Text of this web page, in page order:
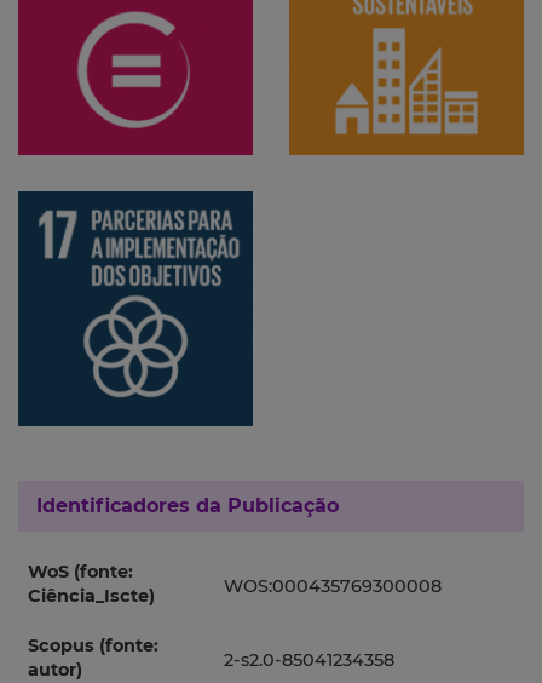
Identificadores da Publicação
WoS (fonte:
Ciência_Iscte)
WOS:000435769300008
Scopus (fonte:
autor)
2-s2.0-85041234358